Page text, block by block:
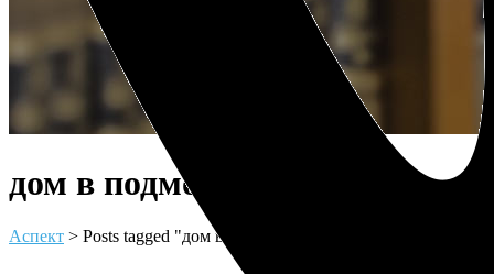
дом в подмосковье Tag
Аспект > Posts tagged "дом в подмосковье"